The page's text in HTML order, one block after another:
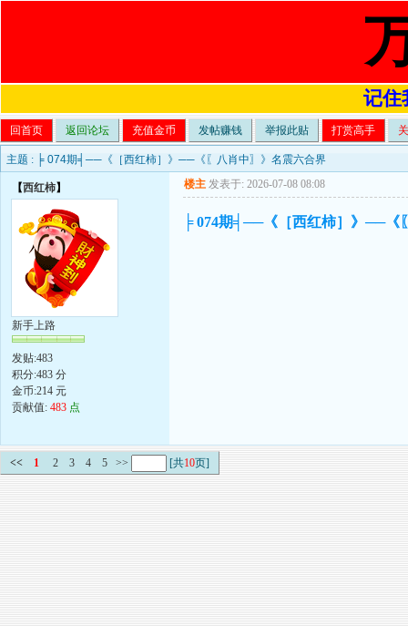
记住
回首页 返回论坛 充值金币 发帖赚钱 举报此贴 打赏高手
主题 : ╞ 074期╡──《［西红柿］》──《〖八肖中〗》名震六合界
【西红柿】
新手上路
发贴:483
积分:483 分
金币:214 元
贡献值: 483 点
楼主 发表于: 2026-07-08 08:08
╞ 074期╡──《［西红柿］》──《
<< 1 2 3 4 5 >> [共10页]